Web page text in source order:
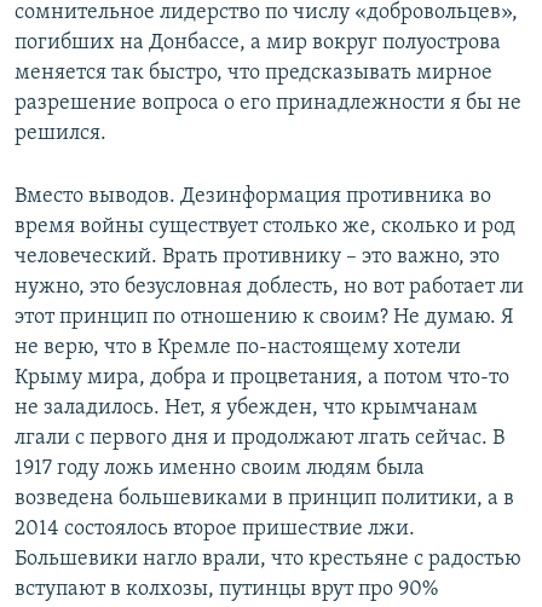
сомнительное лидерство по числу «добровольцев»,
погибших на Донбассе, а мир вокруг полуострова
меняется так быстро, что предсказывать мирное
разрешение вопроса о его принадлежности я бы не
решился.
Вместо выводов. Дезинформация противника во
время войны существует столько же, сколько и род
человеческий. Врать противнику – это важно, это
нужно, это безусловная доблесть, но вот работает ли
этот принцип по отношению к своим? Не думаю. Я
не верю, что в Кремле по-настоящему хотели
Крыму мира, добра и процветания, а потом что-то
не заладилось. Нет, я убежден, что крымчанам
лгали с первого дня и продолжают лгать сейчас. В
1917 году ложь именно своим людям была
возведена большевиками в принцип политики, а в
2014 состоялось второе пришествие лжи.
Большевики нагло врали, что крестьяне с радостью
вступают в колхозы, путинцы врут про 90%